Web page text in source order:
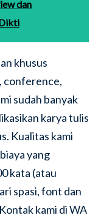
dan
khusus
conference,
sudah banyak
karya tulis
Kualitas kami
yang
kata (atau
spasi, font dan
kami di WA